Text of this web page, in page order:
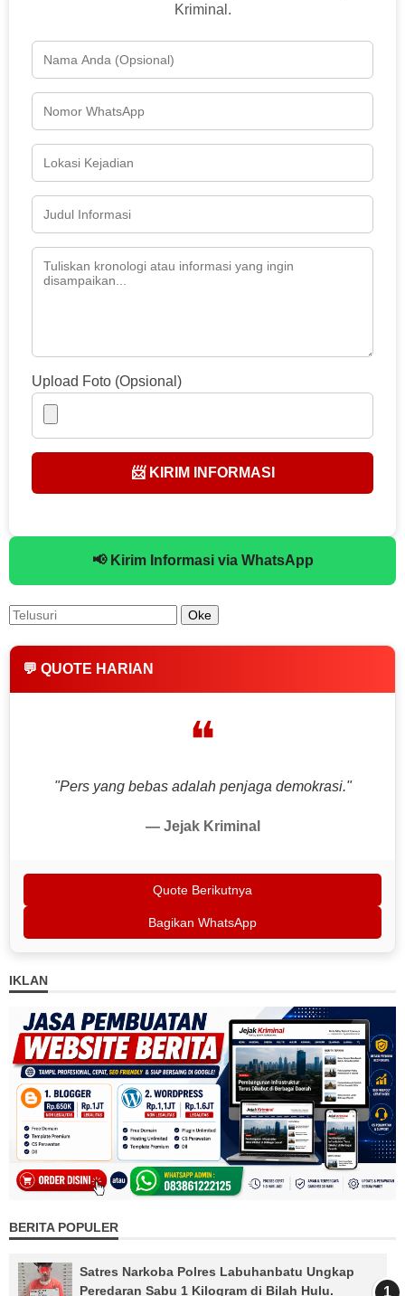
Kriminal.
Upload Foto (Opsional)
📨 KIRIM INFORMASI
📢 Kirim Informasi via WhatsApp
💬 QUOTE HARIAN
❝
"Pers yang bebas adalah penjaga demokrasi."
— Jejak Kriminal
Quote Berikutnya
Bagikan WhatsApp
IKLAN
BERITA POPULER
Satres Narkoba Polres Labuhanbatu Ungkap
Peredaran Sabu 1 Kilogram di Bilah Hulu.